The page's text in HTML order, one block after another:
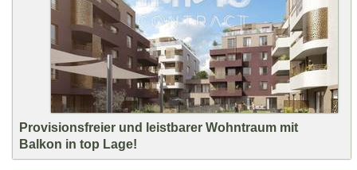
Provisionsfreier und leistbarer Wohntraum mit
Balkon in top Lage!